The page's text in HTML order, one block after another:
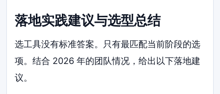
落地实践建议与选型总结
选工具没有标准答案。只有最匹配当前阶段的选
项。结合 2026 年的团队情况，给出以下落地建
议。